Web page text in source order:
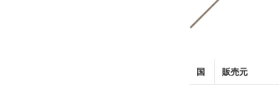
国 販売元